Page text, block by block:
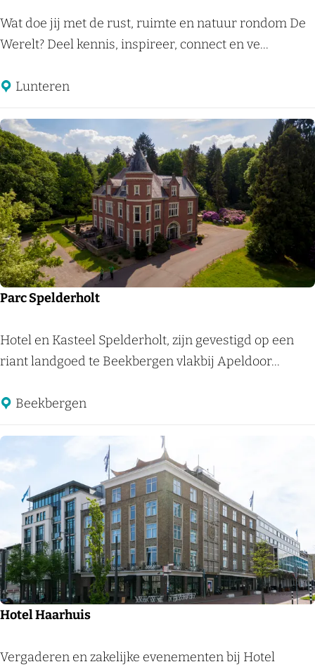
o
n
q
u
D
E
c
h
o
p
u
t
D
e
e
e
l
t
L
u
n
t
e
r
n
Wat doe jij met de rust, ruimte en natuur rondom De
Werelt? Deel kennis, inspireer, connect en ve...
Lunteren
Parc Spelderholt
P
a
c
r
h
o
l
Hotel en Kasteel Spelderholt, zijn gevestigd op een
riant landgoed te Beekbergen vlakbij Apeldoor...
Beekbergen
Hotel Haarhuis
H
Vergaderen en zakelijke evenementen bij Hotel